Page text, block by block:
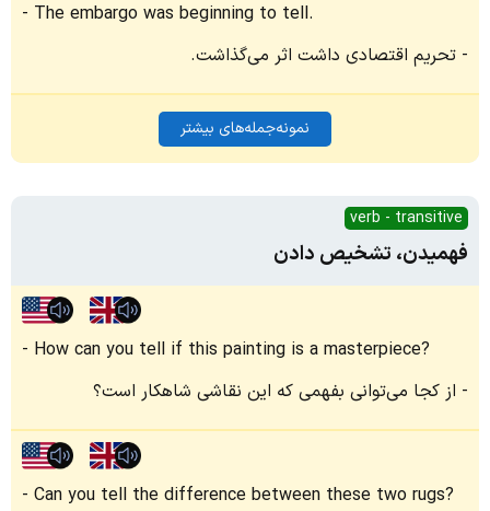
The embargo was beginning to tell.
تحریم اقتصادی داشت اثر می‌گذاشت.
نمونه‌جمله‌های بیشتر
verb - transitive
فهمیدن، تشخیص دادن
How can you tell if this painting is a masterpiece?
از کجا می‌توانی بفهمی که این نقاشی شاهکار است؟
Can you tell the difference between these two rugs?